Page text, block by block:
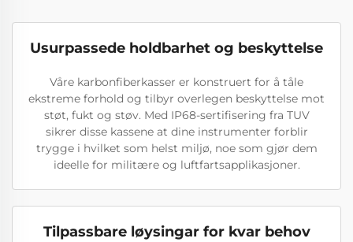
Usurpassede holdbarhet og beskyttelse
Våre karbonfiberkasser er konstruert for å tåle
ekstreme forhold og tilbyr overlegen beskyttelse mot
støt, fukt og støv. Med IP68-sertifisering fra TUV
sikrer disse kassene at dine instrumenter forblir
trygge i hvilket som helst miljø, noe som gjør dem
ideelle for militære og luftfartsapplikasjoner.
Tilpassbare løysingar for kvar behov